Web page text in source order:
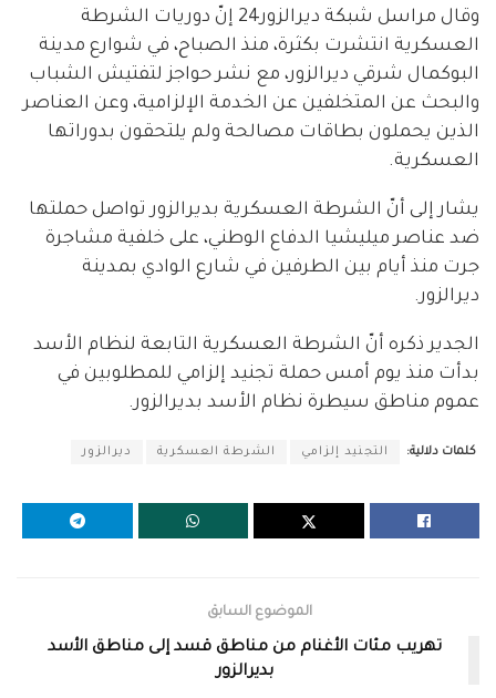
وقال مراسل شبكة ديرالزور24 إنّ دوريات الشرطة
العسكرية انتشرت بكثرة، منذ الصباح، في شوارع مدينة
البوكمال شرقي ديرالزور، مع نشر حواجز لتفتيش الشباب
والبحث عن المتخلفين عن الخدمة الإلزامية، وعن العناصر
الذين يحملون بطاقات مصالحة ولم يلتحقون بدوراتها
العسكرية.
يشار إلى أنّ الشرطة العسكرية بديرالزور تواصل حملتها
ضد عناصر ميليشيا الدفاع الوطني، على خلفية مشاجرة
جرت منذ أيام بين الطرفين في شارع الوادي بمدينة
ديرالزور.
الجدير ذكره أنّ الشرطة العسكرية التابعة لنظام الأسد
بدأت منذ يوم أمس حملة تجنيد إلزامي للمطلوبين في
عموم مناطق سيطرة نظام الأسد بديرالزور.
كلمات دلالية: التجنيد إلزامي الشرطة العسكرية ديرالزور
الموضوع السابق
تهريب مئات الأغنام من مناطق قسد إلى مناطق الأسد
بديرالزور